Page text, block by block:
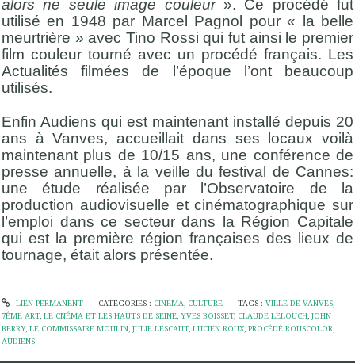
alors ne seule image couleur». Ce procédé fut
utilisé en 1948 par Marcel Pagnol pour « la belle
meurtrière » avec Tino Rossi qui fut ainsi le premier
film couleur tourné avec un procédé français. Les
Actualités filmées de l’époque l’ont beaucoup
utilisés.
Enfin Audiens qui est maintenant installé depuis 20
ans à Vanves, accueillait dans ses locaux voilà
maintenant plus de 10/15 ans, une conférence de
presse annuelle, à la veille du festival de Cannes:
une étude réalisée par l’Observatoire de la
production audiovisuelle et cinématographique sur
l’emploi dans ce secteur dans la Région Capitale
qui est la première région françaises des lieux de
tournage, était alors présentée.
LIEN PERMANENT CATÉGORIES : CINEMA, CULTURE TAGS :VILLE DE VANVES,
7ÉME ART, LE CNÉMA ET LES HAUTS DE SEINE, YVES BOISSET, CLAUDE LELOUCH, JOHN
BERRY, LE COMMISSAIRE MOULIN, JULIE LESCAUT, LUCIEN ROUX, PROCÉDÉ ROUSCOLOR,
AUDIENS